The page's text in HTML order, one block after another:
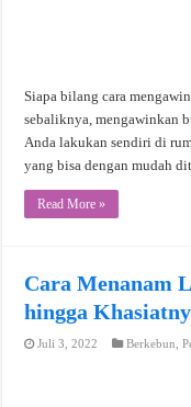
Siapa bilang cara
sebaliknya, mengawinkan
Anda lakukan sendiri di
yang bisa dengan mudah
Read More »
Cara Menanam
hingga
Juli 3, 2022 Berkebun ,